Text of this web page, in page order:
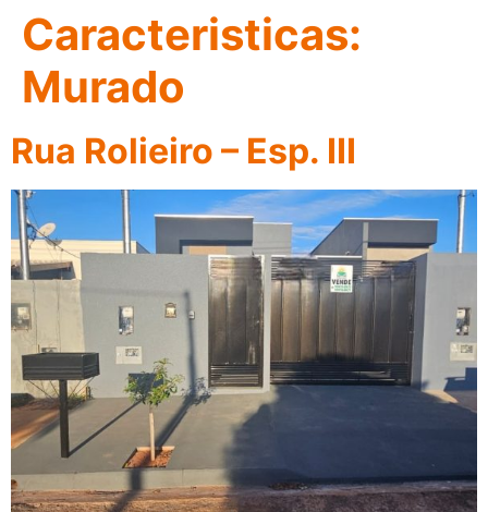
Caracteristicas:
Murado
Rua Rolieiro – Esp. III